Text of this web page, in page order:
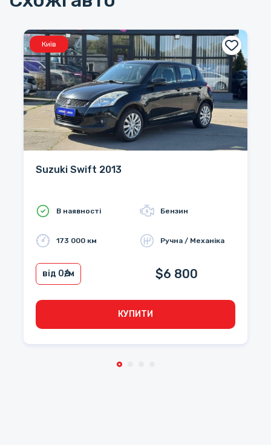
Київ
Suzuki Swift 2013
В наявності Бензин
173 000 км Ручна / Механіка
від 0₴/м $6 800
КУПИТИ